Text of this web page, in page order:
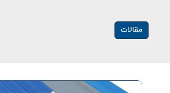
مقالات